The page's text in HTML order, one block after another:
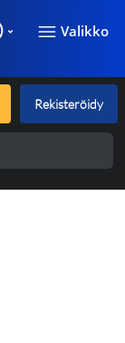
Valikko
Rekisteröidy